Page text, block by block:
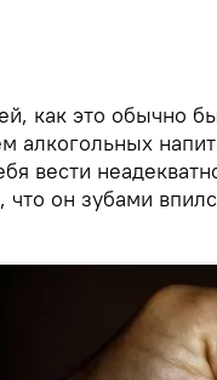
как это обычно
алкогольных
вести
что он зубами